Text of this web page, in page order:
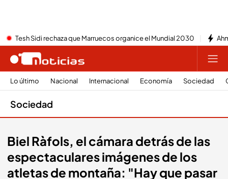
Tesh Sidi rechaza que Marruecos organice el Mundial 2030
Lo último Nacional Internacional Economía Sociedad
Sociedad
Biel Ràfols, el cámara detrás de las
espectaculares imágenes de los
atletas de montaña: "Hay que pasar